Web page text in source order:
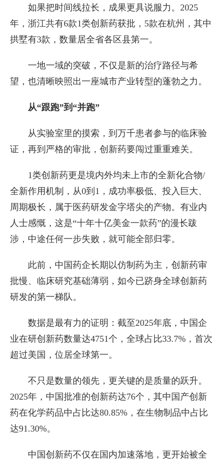
如果把时间线拉长，成果更具说服力。2025
年，浙江共有6款1类创新药获批，5款在杭州，其中
拱墅有3款，数量居全省各区县第一。
一地一域的突破，不仅是新的治疗路径与希
望，也清晰映照出一座城市产业转型的蓬勃之力。
从“跟跑”到“并跑”
从实验室里的摸索，到万千患者参与的临床验
证，再到严格的审批，创新药要闯过重重难关。
1类创新药更是境内外均未上市的全新化合物/
全新作用机制，从0到1，成功率极低、投入巨大、
周期极长，属于医药研发金字塔尖的产物。有业内
人士感慨，这是“十年十亿美金一款药”的漫长跋
涉，中途任何一步失败，就可能全部归零。
此前，中国药企长期以仿制药为主，创新药审
批慢、临床研究基础薄弱，如今已跻身全球创新药
研发的第一梯队。
数据是最有力的证明：截至2025年底，中国企
业在研创新药数量达4751个，全球占比33.7%，首次
超过美国，位居全球第一。
不只是数量的领先，更关键的是质量的跃升。
2025年，中国批准的创新药达76个，其中国产创新
药在化学药品中占比达80.85%，在生物制品中占比
达91.30%。
中国创新药不仅在国内加速落地，更开始被全